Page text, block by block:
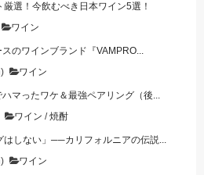
選！今飲むべき日本ワイン5選！
ワイン
のワインブランド『VAMPRO...
ワイン
マったワケ＆最強ペアリング（後...
ワイン /焼酎
はしない」──カリフォルニアの伝説...
ワイン